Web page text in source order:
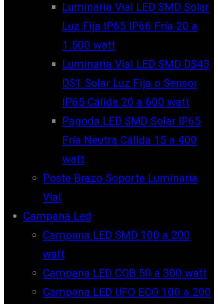
Luminaria Vial LED SMD Solar
Luz Fija IP65 IP66 Fría 20 a
1.500 watt
Luminaria Vial LED SMD DS43
DS1 Solar Luz Fija o Sensor
IP65 Cálida 20 a 600 watt
Pagoda LED SMD Solar IP65
Fría Neutra Cálida 15 a 400
watt
Poste Brazo Soporte Luminaria
Vial
Campana Led
Campana LED SMD 100 a 200
watt
Campana LED COB 50 a 300 watt
Campana LED UFO ECO 100 a 200